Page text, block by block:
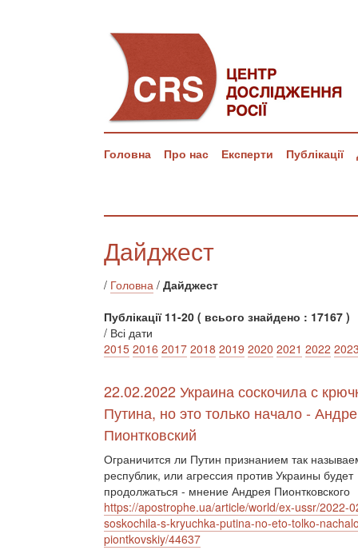
Головна Про нас Експерти Публікації
Дайджест
/ Головна / Дайджест
Публікації 11-20 ( всього знайдено : 17167 )
/ Всі дати
2015 2016 2017 2018 2019 2020 2021 2022
22.02.2022 Украина соскочила с
Путина, но это только начало -
Пионтковский
Ограничится ли Путин признанием так
республик, или агрессия против Украины будет
продолжаться - мнение Андрея Пионтковского
https://apostrophe.ua/article/world/ex-ussr/2022-
soskochila-s-kryuchka-putina-no-eto-tolko-
piontkovskiy/44637